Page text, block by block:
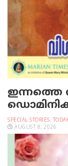
ഇന്നത്തെ
SPECIAL STORIES,
AUGUST 8, 2026